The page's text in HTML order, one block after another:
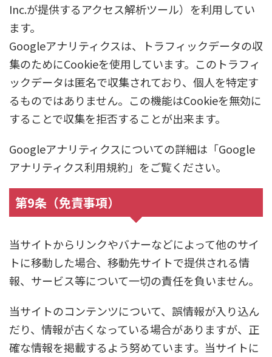
Inc.が提供するアクセス解析ツール）を利用してい
ます。
Googleアナリティクスは、トラフィックデータの収
集のためにCookieを使用しています。このトラフィ
ックデータは匿名で収集されており、個人を特定す
るものではありません。この機能はCookieを無効に
することで収集を拒否することが出来ます。
Googleアナリティクスについての詳細は「Google
アナリティクス利用規約」をご覧ください。
第9条（免責事項）
当サイトからリンクやバナーなどによって他のサイ
トに移動した場合、移動先サイトで提供される情
報、サービス等について一切の責任を負いません。
当サイトのコンテンツについて、誤情報が入り込ん
だり、情報が古くなっている場合がありますが、正
確な情報を掲載するよう努めています。当サイトに